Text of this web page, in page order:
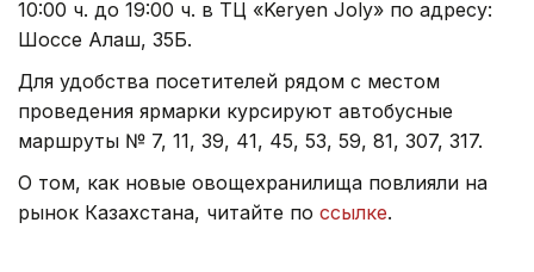
10:00 ч. до 19:00 ч. в ТЦ «Keryen Joly» по адресу:
Шоссе Алаш, 35Б.
Для удобства посетителей рядом с местом
проведения ярмарки курсируют автобусные
маршруты № 7, 11, 39, 41, 45, 53, 59, 81, 307, 317.
О том, как новые овощехранилища повлияли на
рынок Казахстана, читайте по ссылке.